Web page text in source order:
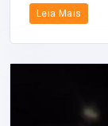
Leia Mais